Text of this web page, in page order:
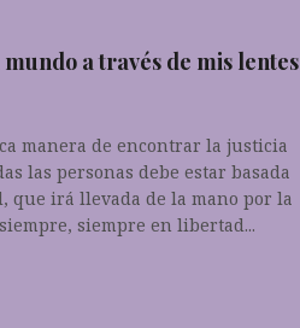
a través de mis lentes
manera de encontrar la justicia
las personas debe estar basada
que irá llevada de la mano por la
siempre en libertad...